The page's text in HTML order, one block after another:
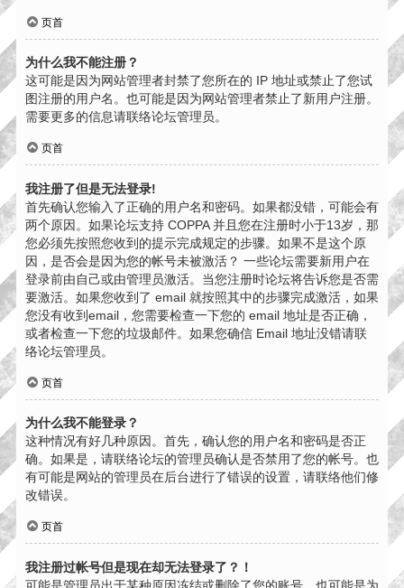
页首
为什么我不能注册？
这可能是因为网站管理者封禁了您所在的 IP 地址或禁止了您试
图注册的用户名。也可能是因为网站管理者禁止了新用户注册。
需要更多的信息请联络论坛管理员。
页首
我注册了但是无法登录!
首先确认您输入了正确的用户名和密码。如果都没错，可能会有
两个原因。如果论坛支持 COPPA 并且您在注册时小于13岁，那
您必须先按照您收到的提示完成规定的步骤。如果不是这个原
因，是否会是因为您的帐号未被激活？ 一些论坛需要新用户在
登录前由自己或由管理员激活。当您注册时论坛将告诉您是否需
要激活。如果您收到了 email 就按照其中的步骤完成激活，如果
您没有收到email，您需要检查一下您的 email 地址是否正确，
或者检查一下您的垃圾邮件。如果您确信 Email 地址没错请联
络论坛管理员。
页首
为什么我不能登录？
这种情况有好几种原因。首先，确认您的用户名和密码是否正
确。如果是，请联络论坛的管理员确认是否禁用了您的帐号。也
有可能是网站的管理员在后台进行了错误的设置，请联络他们修
改错误。
页首
我注册过帐号但是现在却无法登录了？！
可能是管理员出于某种原因冻结或删除了您的账号。也可能是为